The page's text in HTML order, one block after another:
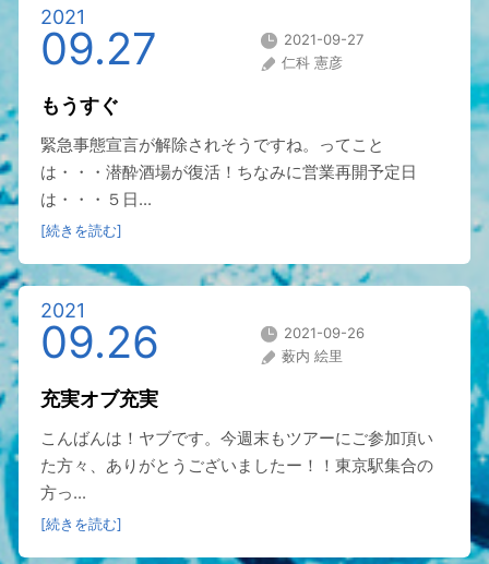
2021
09.27
2021-09-27
仁科 憲彦
もうすぐ
緊急事態宣言が解除されそうですね。ってこと
は・・・潜酔酒場が復活！ちなみに営業再開予定日
は・・・５日...
[続きを読む]
2021
09.26
2021-09-26
薮内 絵里
充実オブ充実
こんばんは！ヤブです。今週末もツアーにご参加頂い
た方々、ありがとうございましたー！！東京駅集合の
方っ...
[続きを読む]